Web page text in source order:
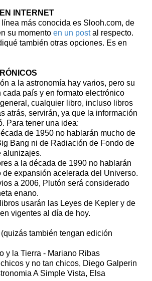
INTERNET
línea más conocida es Slooh.com, de
su momento en un postal respecto.
también otras opciones. Es en
a la astronomía hay varios, pero su
país y en formato electrónico
cualquier libro, incluso libros
atrás, servirán, ya que la información
Para tener una idea:
de 1950 no hablarán mucho de
Bang ni de Radiación de Fondo de
alunizajes.
a la década de 1990 no hablarán
de expansión acelerada del Universo.
a 2006, Plutón será considerado
enano.
usarán las Leyes de Kepler y de
vigentes al día de hoy.
(quizás también tengan edición
y la Tierra - Mariano Ribas
y no tan chicos, Diego Galperin
A Simple Vista, Elsa